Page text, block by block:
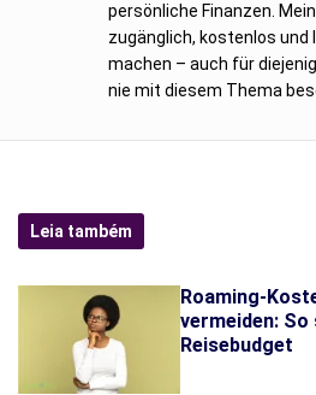
persönliche Finanzen.
zugänglich, kostenlos
machen – auch für
nie mit diesem Thema
Leia também
Roaming-
vermeiden:
Reisebudget